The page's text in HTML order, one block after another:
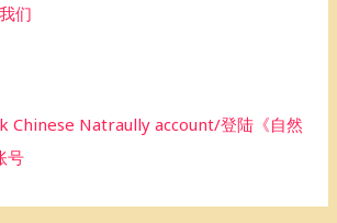
们
Chinese Natraully account/登陆《自然
号